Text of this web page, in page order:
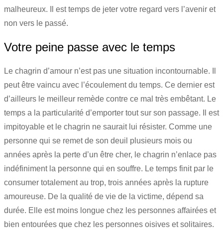
malheureux. Il est temps de jeter votre regard vers l’avenir et
non vers le passé.
Votre peine passe avec le temps
Le chagrin d’amour n’est pas une situation incontournable. Il
peut être vaincu avec l’écoulement du temps. Ce dernier est
d’ailleurs le meilleur remède contre ce mal très embêtant. Le
temps a la particularité d’emporter tout sur son passage. Il est
impitoyable et le chagrin ne saurait lui résister. Comme une
personne qui se remet de son deuil plusieurs mois ou
années après la perte d’un être cher, le chagrin n’enlace pas
indéfiniment la personne qui en souffre. Le temps finit par le
consumer totalement au trop, trois années après la rupture
amoureuse. De la qualité de vie de la victime, dépend sa
durée. Elle est moins longue chez les personnes affairées et
bien entourées que chez les personnes oisives et solitaires.